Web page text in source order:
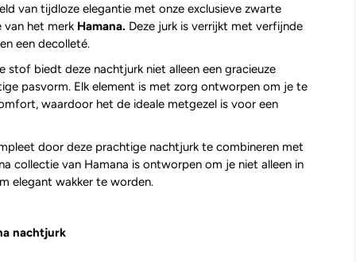
van tijdloze elegantie met onze exclusieve zwarte
van het merk Hamana. Deze jurk is verrijkt met verfijnde
een decolleté.
stof biedt deze nachtjurk niet alleen een gracieuze
pasvorm. Elk element is met zorg ontworpen om je te
waardoor het de ideale metgezel is voor een
door deze prachtige nachtjurk te combineren met
collectie van Hamana is ontworpen om je niet alleen in
elegant wakker te worden.
nachtjurk